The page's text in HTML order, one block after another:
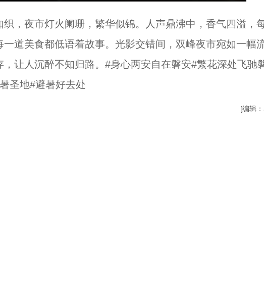
夜市灯火阑珊，繁华似锦。人声鼎沸中，香气四溢，
道美食都低语着故事。光影交错间，双峰夜市宛如一幅
，让人沉醉不知归路。#身心两安自在磐安#繁花深处飞驰
圣地#避暑好去处
[编辑
金东婺韵·一个团 ...